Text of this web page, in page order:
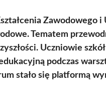
Zawodowego i
Tematem
Uczniowie
podczas
stało się platformą